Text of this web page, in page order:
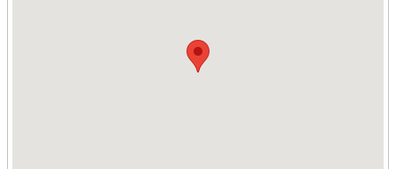
to course arrangements, without liability, if forced to do so for
reasons beyond its control. If this happened, the School would
seek to offer alternative arrangements, dates or venues.